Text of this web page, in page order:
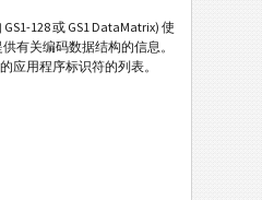
128 或 GS1 DataMatrix) 使
有关编码数据结构的信息。
应用程序标识符的列表。